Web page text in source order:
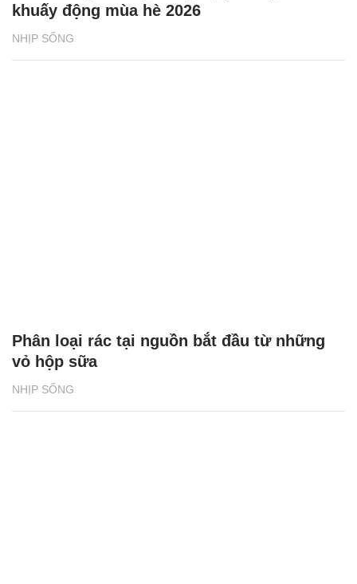
NHỊP SỐNG
khuấy động mùa hè 2026
NHỊP SỐNG
Phân loại rác tại nguồn bắt đầu từ những
vỏ hộp sữa